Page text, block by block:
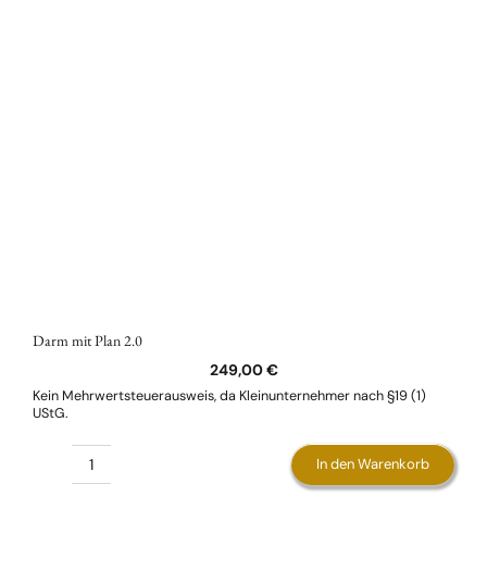
Darm mit Plan 2.0
249,00€
Kein Mehrwertsteuerausweis, da Kleinunternehmer nach §19 (1)
UStG.
Darm
In den Warenkorb